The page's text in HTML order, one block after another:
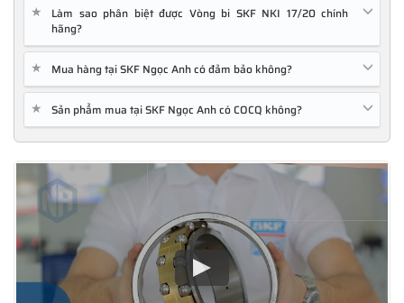
★
Làm sao phân biệt được Vòng bi SKF NKI 17/20 chính
hãng?
★ Mua hàng tại SKF Ngọc Anh có đảm bảo không?
★ Sản phẩm mua tại SKF Ngọc Anh có COCQ không?